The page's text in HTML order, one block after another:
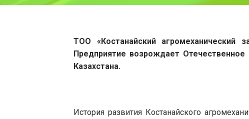
ТОО «Костанайский агромеханический
Предприятие возрождает
Казахстана.
История развития Костанайского